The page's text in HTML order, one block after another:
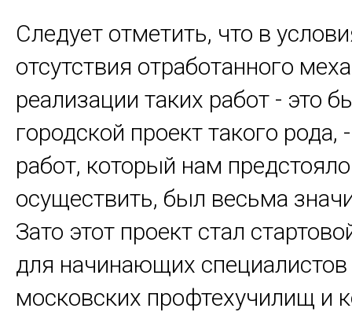
Следует отметить, что в
отсутствия отработанного
реализации таких работ - это
городской проект такого рода,
работ, который нам предстояло
осуществить, был весьма
Зато этот проект стал
для начинающих специалистов
московских профтехучилищ и